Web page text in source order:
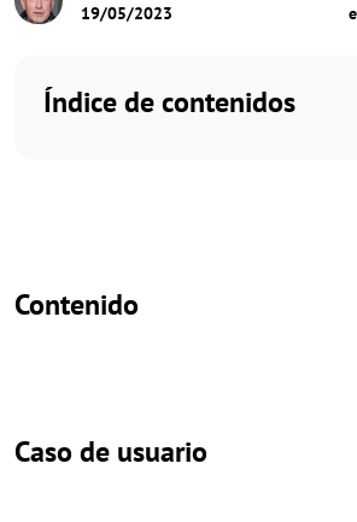
19/05/2023
Índice de contenidos
Contenido
Caso de usuario